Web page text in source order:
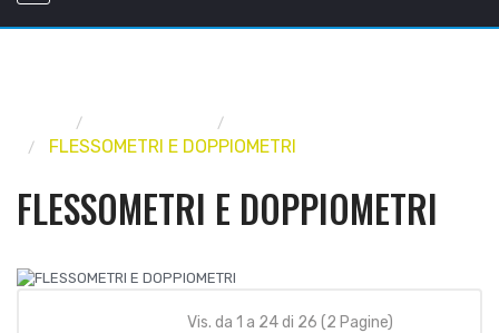
FLESSOMETRI E DOPPIOMETRI
FLESSOMETRI E DOPPIOMETRI
Vis. da 1 a 24 di 26 (2 Pagine)